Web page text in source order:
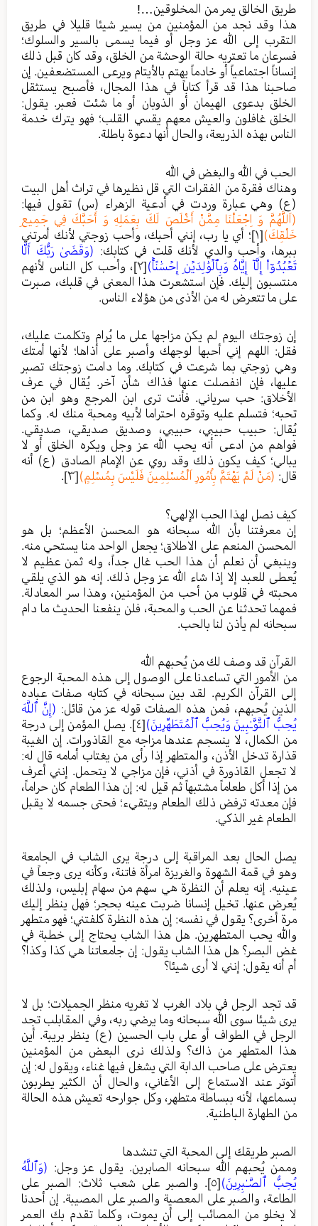
طريق الخالق يمر من المخلوقين…!
هذا وقد نجد من المؤمنين من يسير شيئا قليلا في طريق
التقرب إلى الله عز وجل أو فيما يسمى بالسير والسلوك؛
فسرعان ما تعتريه حالة الوحشة من الخلق، وقد كان قبل ذلك
إنساناً اجتماعياً أو خادماً يهتم بالأيتام ويرعى المستضعفين. إن
صاحبنا هذا قد قرأ كتاباً في هذا المجال، فأصبح يستثقل
الخلق بدعوى الهيمان أو الذوبان أو ما شئت فعبر. يقول:
الخلق غافلون والعيش معهم يقسي القلب؛ فهو يترك خدمة
الناس بهذه الذريعة، والحال أنها دعوة باطلة.
الحب في الله والبغض في الله
وهناك فقرة من الفقرات التي قل نظيرها في تراث أهل البيت
(ع) وهي عبارة وردت في أدعية الزهراء (س) تقول فيها:
(اَللَّهُمَّ وَ اِجْعَلْنَا مِمَّنْ أَخْلَصَ لَكَ بِعَمَلِهِ وَ أَحَبَّكَ فِي جَمِيعِ
خَلْقِكَ)[١] ؛ أي يا رب، إنني أحبك، وأحب زوجتي لأنك أمرتني
ببرها، وأحب والدي لأنك قلت في كتابك: (وَقَضَىٰ رَبُّكَ أَلَّا
تَعۡبُدُوٓاْ إِلَّآ إِيَّاهُ وَبِٱلۡوَٰلِدَيۡنِ إِحۡسَٰنًاۚ)[٢]
، وأحب كل الناس لأنهم
منتسبون إليك. فإن استشعرت هذا المعنى في قلبك، صبرت
على ما تتعرض له من الأذى من هؤلاء الناس.
إن زوجتك اليوم لم يكن مزاجها على ما يُرام وتكلمت عليك،
فقل: اللهم إني أحبها لوجهك وأصبر على أذاها؛ لأنها أمتك
وهي زوجتي بما شرعت في كتابك. وما دامت زوجتك تصبر
عليها، فإن انفصلت عنها فذاك شأن آخر. يُقال في عرف
الأخلاق: حب سرياني. فأنت ترى ابن المرجع وهو ابن من
تحبه؛ فتسلم عليه وتوقره احتراما لأبيه ومحبة منك له. وكما
يُقال: حبيب حبيبي، حبيبي، وصديق صديقي، صديقي.
فواهم من ادعى أنه يحب الله عز وجل ويكره الخلق أو لا
يبالي؛ كيف يكون ذلك وقد روي عن الإمام الصادق (ع) أنه
قال: (مَنْ لَمْ يَهْتَمَّ بِأُمُورِ اَلْمُسْلِمِينَ فَلَيْسَ بِمُسْلِمٍ)[٣] .
كيف نصل لهذا الحب الإلهي؟
إن معرفتنا بأن الله سبحانه هو المحسن الأعظم؛ بل هو
المحسن المنعم على الاطلاق؛ يجعل الواحد منا يستحي منه.
وينبغي أن نعلم أن هذا الحب غال جداً، وله ثمن عظيم لا
يُعطى للعبد إلا إذا شاء الله عز وجل ذلك. إنه هو الذي يلقي
محبته في قلوب من أحب من المؤمنين، وهذا سر المعادلة.
فمهما تحدثنا عن الحب والمحبة، فلن ينفعنا الحديث ما دام
سبحانه لم يأذن لنا بالحب.
القرآن قد وصف لك من يُحبهم الله
من الأمور التي تساعدنا على الوصول إلى هذه المحبة الرجوع
إلى القرآن الكريم. لقد بين سبحانه في كتابه صفات عباده
الذين يُحبهم، فمن هذه الصفات قوله عز من قائل: (إِنَّ ٱللَّهَ
يُحِبُّ ٱلتَّوَّـٰبِينَ وَيُحِبُّ ٱلۡمُتَطَهِّرِينَ)[٤]
. يصل المؤمن إلى درجة
من الكمال، لا ينسجم عندها مزاجه مع القاذورات. إن الغيبة
قذارة تدخل الأذن، والمتطهر إذا رأى من يغتاب أمامه قال له:
لا تجعل القاذورة في أذني، فإن مزاجي لا يتحمل. إنني أعرف
من إذا أكل طعاماً مشتبهاً ثم قيل له: إن هذا الطعام كان حراماً،
فإن معدته ترفض ذلك الطعام ويتقيء؛ فحتى جسمه لا يقبل
الطعام غير الذكي.
يصل الحال بعد المراقبة إلى درجة يرى الشاب في الجامعة
وهو في قمة الشهوة والغريزة امرأة فاتنة، وكأنه يرى وجعاً في
عينيه. إنه يعلم أن النظرة هي سهم من سهام إبليس، ولذلك
يُعرض عنها. تخيل إنسانا ضربت عينه بحجر؛ فهل ينظر إليك
مرة أخرى؟ يقول في نفسه: إن هذه النظرة كلفتني؛ فهو متطهر
والله يحب المتطهرين. هل هذا الشاب يحتاج إلى خطبة في
غض البصر؟ هل هذا الشاب يقول: إن جامعاتنا هي كذا وكذا؟
أم أنه يقول: إنني لا أرى شيئا؟
قد تجد الرجل في بلاد الغرب لا تغريه منظر الجميلات؛ بل لا
يرى شيئا سوى الله سبحانه وما يرضي ربه، وفي المقابلب تجد
الرجل في الطواف أو على باب الحسين (ع) ينظر بريبة. أين
هذا المتطهر من ذاك؟ ولذلك نرى البعض من المؤمنين
يعترض على صاحب الدابة التي يشغل فيها غناء، ويقول له: إن
أتوتر عند الاستماع إلى الأغاني، والحال أن الكثير يطربون
بسماعها، لأنه ببساطة متطهر، وكل جوارحه تعيش هذه الحالة
من الطهارة الباطنية.
الصبر طريقك إلى المحبة التي تنشدها
وممن يُحبهم الله سبحانه الصابرين. يقول عز وجل: (وَٱللَّهُ
يُحِبُّ ٱلصَّـٰبِرِينَ)[٥]
. والصبر على شعب ثلاث: الصبر على
الطاعة، والصبر على المعصية والصبر على المصيبة. إن أحدنا
لا يخلو من المصائب إلى أن يموت، وكلما تقدم بك العمر